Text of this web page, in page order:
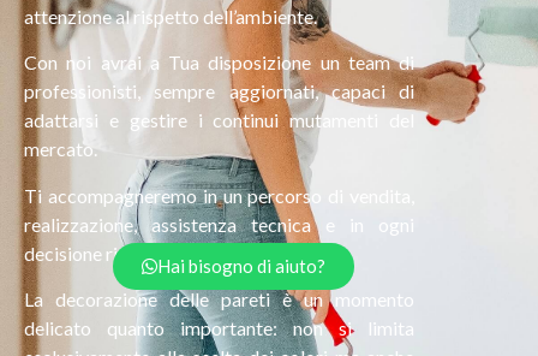
attenzione al rispetto dell’ambiente.
Con noi avrai a Tua disposizione un team di
professionisti, sempre aggiornati, capaci di
adattarsi e gestire i continui mutamenti del
mercato.
Ti accompagneremo in un percorso di vendita,
realizzazione, assistenza tecnica e in ogni
decisione riguardante il tuo progetto.
La decorazione delle pareti è un momento
delicato quanto importante: non si limita
Hai bisogno di aiuto?